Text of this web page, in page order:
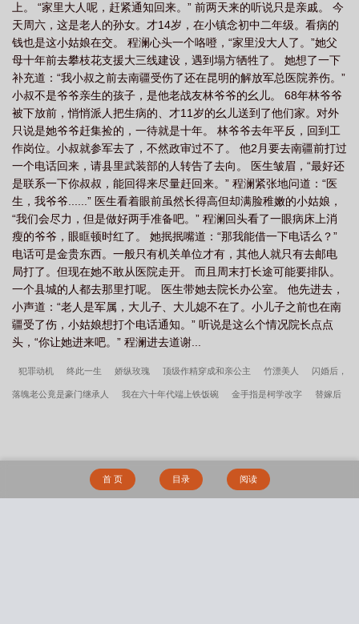
养女txt 八零年代大院养女晋江网页版 八零年代大院养女最新章节免费 八
零年代大院养女清澜皓月趣又来 重生八零年代住家属大院 八零年代大院养女清
澜皓月ikshu 八零年代大院养女晋江 八十年代养儿致富免费阅读 八十年代
养崽 八零年代大院养女在线阅读 八零年代大院养女977 八零年代养大
佬 八零年代大院养女 笔趣阁 八零年代大院养女txt 最新章节 八零年代大院
养女 无防盗 八零年代大院养女 最新章节 八零年代大院养女 大米 八零年代
养反派免费阅读 八零年代大院养女的故事 八零年代大院养女 格格党 八零
月 重生八十年代养 八零年代大院养女无防盗 八十年代养 八零年代大院
养女免费 八零年代养孩子的 八零年代养孩子 八零年代大院养女 最新章节
晋江 八零年代养女儿 八零年代养儿致富 八零年代大院养女薯条 八十年
代农家小院 八零年代养崽崽全文免费阅读 八零年代大院养女1028 八零年
代大院养女全文 八零年代大院养女格格 八零年代大院养女分类都市言情 八
零年代大院养女1085 八零年代大院养女醋溜 八零年代养家糊口
上。 “家里大人呢，赶紧通知回来。” 前两天来的听说只是亲戚。 今
天周六，这是老人的孙女。才14岁，在小镇念初中二年级。看病的
钱也是这小姑娘在交。 程澜心头一个咯噔，“家里没大人了。”她父
母十年前去攀枝花支援大三线建设，遇到塌方牺牲了。 她想了一下
补充道：“我小叔之前去南疆受伤了还在昆明的解放军总医院养伤。”
小叔不是爷爷亲生的孩子，是他老战友林爷爷的幺儿。 68年林爷爷
被下放前，悄悄派人把生病的、才11岁的幺儿送到了他们家。对外
只说是她爷爷赶集捡的，一待就是十年。 林爷爷去年平反，回到工
作岗位。小叔就参军去了，不然政审过不了。 他2月要去南疆前打过
一个电话回来，请县里武装部的人转告了去向。 医生皱眉，“最好还
是联系一下你叔叔，能回得来尽量赶回来。” 程澜紧张地问道：“医
生，我爷爷......” 医生看着眼前虽然长得高但却满脸稚嫩的小姑娘，
“我们会尽力，但是做好两手准备吧。” 程澜回头看了一眼病床上消
瘦的爷爷，眼眶顿时红了。 她抿抿嘴道：“那我能借一下电话么？”
电话可是金贵东西。一般只有机关单位才有，其他人就只有去邮电
局打了。但现在她不敢从医院走开。 而且周末打长途可能要排队。
一个县城的人都去那里打呢。 医生带她去院长办公室。 他先进去，
小声道：“老人是军属，大儿子、大儿媳不在了。小儿子之前也在南
疆受了伤，小姑娘想打个电话通知。” 听说是这么个情况院长点点
头，“你让她进来吧。” 程澜进去道谢...
犯罪动机 终此一生 娇纵玫瑰 顶级作精穿成和亲公主 竹漂美人 闪婚后，
落魄老公竟是豪门继承人 我在六十年代端上铁饭碗 金手指是柯学改字 替嫁后
吃恶鬼了程樊免费阅读无错版 折腰小说笔趣阁正版 影帝你家猫祖宗又吃恶鬼了无
首 页 目录 阅读